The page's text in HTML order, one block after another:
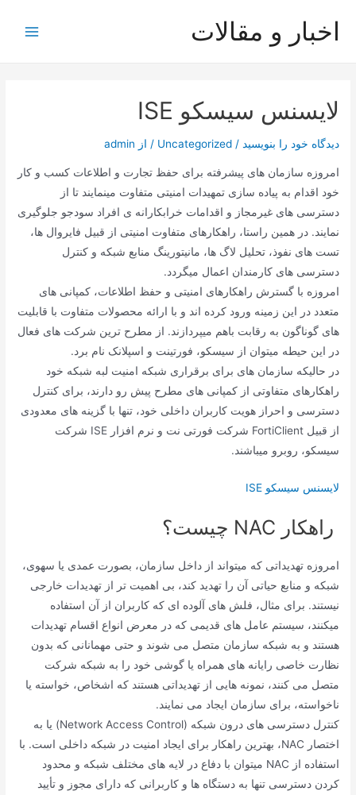
اخبار و مقالات
لایسنس سیسکو ISE
دیدگاه‌ خود را بنویسید /
Uncategorized / از admin
امروزه سازمان های پیشرفته برای حفظ تجارت و اطلاعات کسب و کار
خود اقدام به پیاده سازی تمهیدات امنیتی متفاوت مینمایند تا از
دسترسی های غیرمجاز و اقدامات خرابکارانه ی افراد سودجو جلوگیری
نمایند. در همین راستا، راهکارهای متفاوت امنیتی از قبیل فایروال ها،
تست های نفوذ، تحلیل لاگ ها، مانیتورینگ منابع شبکه و کنترل
دسترسی های کارمندان اعمال میگردد.
امروزه با گسترش راهکارهای امنیتی و حفظ اطلاعات، کمپانی های
متعدد در این زمینه ورود کرده اند و با ارائه محصولات متفاوت با قابلیت
های گوناگون به رقابت باهم میپردازند. از مطرح ترین شرکت های فعال
در این حیطه میتوان از سیسکو، فورتینت و اسپلانک نام برد.
در حالیکه سازمان های برای برقراری شبکه امنیت لبه شبکه خود
راهکارهای متفاوتی از کمپانی های مطرح پیش رو دارند، برای کنترل
دسترسی و احراز هویت کاربران داخلی خود، تنها با گزینه های معدودی
از قبیل FortiClient شرکت فورتی نت و نرم افزار ISE شرکت
سیسکو، روبرو میباشند.
لایسنس سیسکو ISE
راهکار NAC چیست؟
امروزه تهدیداتی که میتواند از داخل سازمان، بصورت عمدی یا سهوی،
شبکه و منابع حیاتی آن را تهدید کند، بی اهمیت تر از تهدیدات خارجی
نیستند. برای مثال، فلش های آلوده ای که کاربران از آن استفاده
میکنند، سیستم عامل های قدیمی که در معرض انواع اقسام تهدیدات
هستند و به شبکه سازمان متصل می شوند و حتی مهمانانی که بدون
نظارت خاصی رایانه های همراه یا گوشی خود را به شبکه شرکت
متصل می کنند، نمونه هایی از تهدیداتی هستند که اشخاص، خواسته یا
ناخواسته، برای سازمان ایجاد می نمایند.
کنترل دسترسی های درون شبکه (Network Access Control) یا به
اختصار NAC، بهترین راهکار برای ایجاد امنیت در شبکه داخلی است. با
استفاده از NAC میتوان با دفاع در لایه های مختلف شبکه و محدود
کردن دسترسی تنها به دستگاه ها و کاربرانی که دارای مجوز و تأیید